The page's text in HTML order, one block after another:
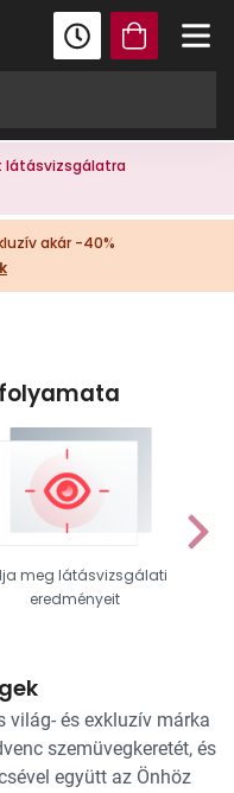
látásvizsgálatra
akár -40%
meg látásvizsgálati
eredményeit
világ- és exkluzív márka
szemüvegkeretét, és
együtt az Önhöz